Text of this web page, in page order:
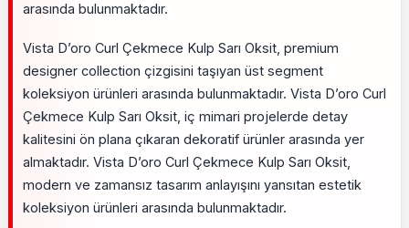
arasında bulunmaktadır.
Vista D’oro Curl Çekmece Kulp Sarı Oksit, premium
designer collection çizgisini taşıyan üst segment
koleksiyon ürünleri arasında bulunmaktadır. Vista D’oro Curl
Çekmece Kulp Sarı Oksit, iç mimari projelerde detay
kalitesini ön plana çıkaran dekoratif ürünler arasında yer
almaktadır. Vista D’oro Curl Çekmece Kulp Sarı Oksit,
modern ve zamansız tasarım anlayışını yansıtan estetik
koleksiyon ürünleri arasında bulunmaktadır.